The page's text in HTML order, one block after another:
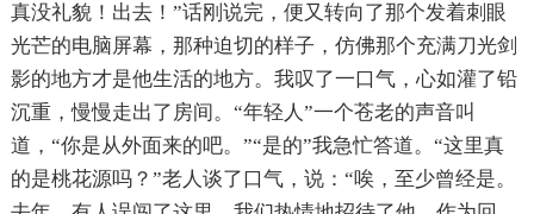
真没礼貌！出去！”话刚说完，便又转向了那个发着刺眼
光芒的电脑屏幕，那种迫切的样子，仿佛那个充满刀光剑
影的地方才是他生活的地方。我叹了一口气，心如灌了铅
沉重，慢慢走出了房间。“年轻人”一个苍老的声音叫
道，“你是从外面来的吧。”“是的”我急忙答道。“这里真
的是桃花源吗？”老人谈了口气，说：“唉，至少曾经是。